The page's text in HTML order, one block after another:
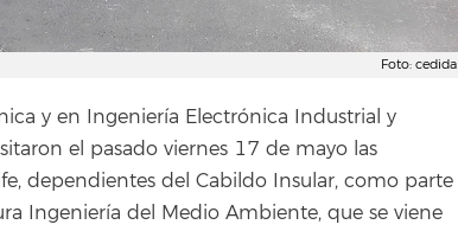
Foto: cedida
y en Ingeniería Electrónica Industrial y
el pasado viernes 17 de mayo las
dependientes del Cabildo Insular, como parte
Ingeniería del Medio Ambiente, que se viene